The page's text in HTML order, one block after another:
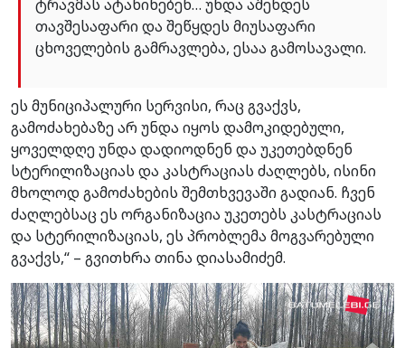
ტრავმას ატანინებენ… უნდა აშენდეს
თავშესაფარი და შეწყდეს მიუსაფარი
ცხოველების გამრავლება, ესაა გამოსავალი.
ეს მუნიციპალური სერვისი, რაც გვაქვს,
გამოძახებაზე არ უნდა იყოს დამოკიდებული,
ყოველდღე უნდა დადიოდნენ და უკეთებდნენ
სტერილიზაციას და კასტრაციას ძაღლებს, ისინი
მხოლოდ გამოძახების შემთხვევაში გადიან. ჩვენ
ძაღლებსაც ეს ორგანიზაცია უკეთებს კასტრაციას
და სტერილიზაციას, ეს პრობლემა მოგვარებული
გვაქვს,“ – გვითხრა თინა დიასამიძემ.